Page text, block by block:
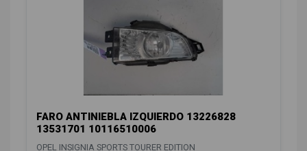
FARO ANTINIEBLA IZQUIERDO 13226828
13531701 10116510006
OPEL INSIGNIA SPORTS TOURER EDITION